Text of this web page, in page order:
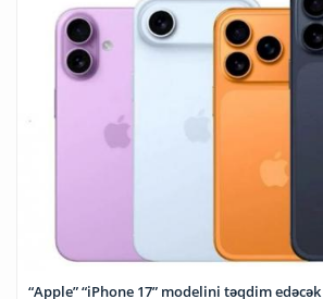
“Apple” “iPhone 17” modelini təqdim edəcək